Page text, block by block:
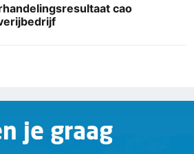
cao
je graag